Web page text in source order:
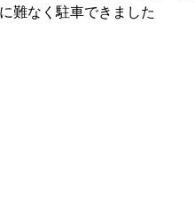
に難なく駐車できました